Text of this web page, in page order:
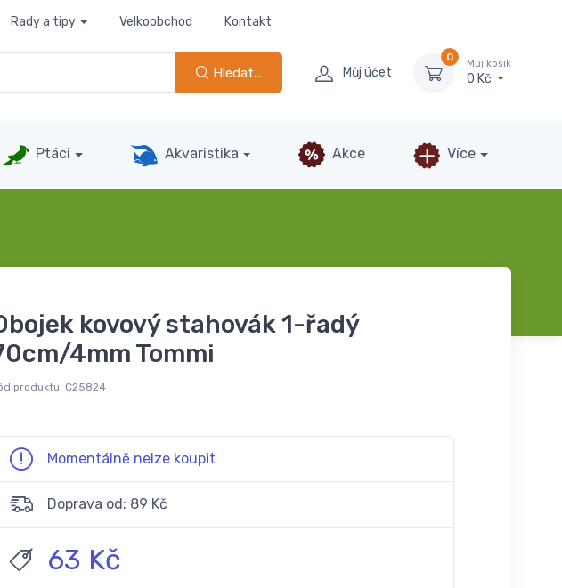
Rady a tipy Velkoobchod Kontakt
Hledat... Můj účet
0
Můj košík
0 Kč
Ptáci Akvaristika Akce Více
kovový stahovák 1-řadý
4mm Tommi
produktu: C25824
Momentálně nelze koupit
Doprava od: 89 Kč
63 Kč